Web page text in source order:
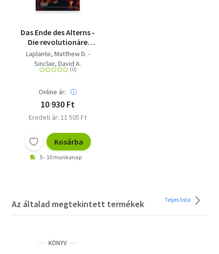
Das Ende des Alterns -
Die revolutionäre
Medizin von morgen
Laplante, Matthew D. -
Sinclair, David A.
Online ár:
10 930 Ft
Eredeti ár: 11 505 Ft
Kosárba
5 - 10 munkanap
Az általad megtekintett termékek Teljes lista
KÖNYV